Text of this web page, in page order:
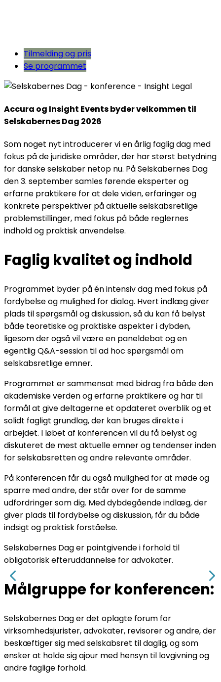
Tilmelding og pris
Se programmet
Accura og Insight Events byder velkommen til
Selskabernes Dag 2026
Som noget nyt introducerer vi en årlig faglig dag med
fokus på de juridiske områder, der har størst betydning
for danske selskaber netop nu. På Selskabernes Dag
den 3. september samles førende eksperter og
erfarne praktikere for at dele viden, erfaringer og
konkrete perspektiver på aktuelle selskabsretlige
problemstillinger, med fokus på både reglernes
indhold og praktisk anvendelse.
Faglig kvalitet og indhold
Programmet byder på én intensiv dag med fokus på
fordybelse og mulighed for dialog. Hvert indlæg giver
plads til spørgsmål og diskussion, så du kan få belyst
både teoretiske og praktiske aspekter i dybden,
ligesom der også vil være en paneldebat og en
egentlig Q&A-session til ad hoc spørgsmål om
selskabsretlige emner.
Programmet er sammensat med bidrag fra både den
akademiske verden og erfarne praktikere og har til
formål at give deltagerne et opdateret overblik og et
solidt fagligt grundlag, der kan bruges direkte i
arbejdet. I løbet af konferencen vil du få belyst og
diskuteret de mest aktuelle emner og tendenser inden
for selskabsretten og andre relevante områder.
På konferencen får du også mulighed for at møde og
sparre med andre, der står over for de samme
udfordringer som dig. Med dybdegående indlæg, der
giver plads til fordybelse og diskussion, får du både
indsigt og praktisk forståelse.
Selskabernes Dag er pointgivende i forhold til
obligatorisk efteruddannelse for advokater.
Målgruppe for konferencen:
Selskabernes Dag er det oplagte forum for
virksomhedsjurister, advokater, revisorer og andre, der
beskæftiger sig med selskabsret til daglig, og som
ønsker at holde sig ajour med hensyn til lovgivning og
andre faglige forhold.